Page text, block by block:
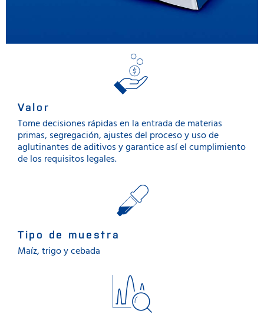
Valor
Tome decisiones rápidas en la entrada de materias
primas, segregación, ajustes del proceso y uso de
aglutinantes de aditivos y garantice así el cumplimiento
de los requisitos legales.
Tipo de muestra
Maíz, trigo y cebada